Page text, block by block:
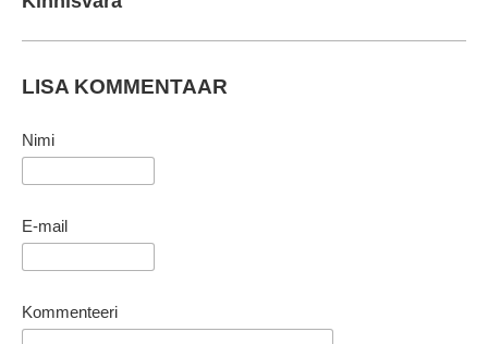
LISA KOMMENTAAR
Nimi
E-mail
Kommenteeri